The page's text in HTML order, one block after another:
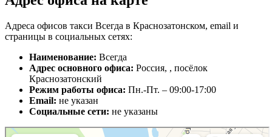
Адреса офисов такси Всегда в Краснозатонском, email и
страницы в социальных сетях:
Наименование: Всегда
Адрес основного офиса: Россия, , посёлок
Краснозатонский
Режим работы офиса: Пн.-Пт. – 09:00-17:00
Email: не указан
Социальные сети: не указаны